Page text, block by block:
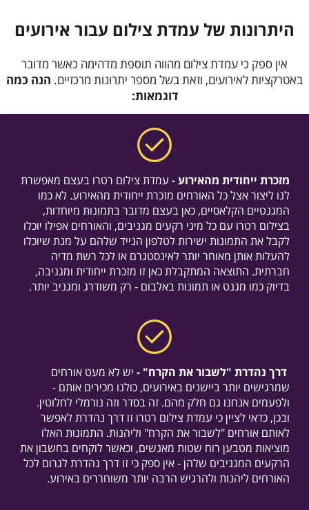
היתרונות של עמדת צילום עבור אירועים
אין ספק כי עמדת צילום מהווה תוספת מדהימה כאשר מדובר
באטרקציות לאירועים, וזאת בשל מספר יתרונות מרכזיים. הנה כמה
דוגמאות:
מזכרת ייחודית מהאירוע - עמדת צילום רטרו בעצם מאפשרת
לנו ליצור אצל כל האורחים מזכרת ייחודית מהאירוע. לא כמו
המגנטיים הקלאסיים, כאן בעצם מדובר בתמונות מיוחדות,
בצילום רטרו עם כל מיני רקעים מגניבים, והאורחים אפילו יוכלו
לקבל את התמונות ישירות לטלפון הנייד שלהם על מנת שיוכלו
להעלות אותן מאוחר יותר לאינסטגרם או לכל רשת מדיה
חברתית. התוצאה המתקבלת כאן זו מזכרת ייחודית ומגניבה,
בדיוק כמו מגנט או תמונות באלבום - רק משודרג ומגניב יותר.
דרך נהדרת "לשבור את הקרח" - יש לא מעט אורחים
שמרגישים יותר ביישנים באירועים, כולנו מכירים אותם -
ולפעמים אנחנו גם חלק מהם. זה בסדר וזה נורמלי לחלוטין.
ובכן, כדאי לציין כי עמדת צילום רטרו זו דרך נהדרת לאפשר
לאותם אורחים "לשבור את הקרח" וליהנות. התמונות האלו
מוציאות מטבען רוח שטות מאנשים, וכאשר לוקחים בחשבון את
הרקעים המגניבים שלהן - אין ספק כי זו דרך נהדרת לגרום לכל
האורחים ליהנות ולהרגיש הרבה יותר משוחררים באירוע.